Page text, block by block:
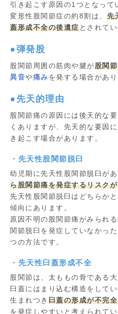
引き起こす原因の1つとなって
変形性股関節症の約8割は、 先
蓋形成不全の後遺症とされてい
●弾発股
股関節周囲の筋肉や腱が股関
異音や痛みを発する場合があり
●先天的理由
股関節痛の原因には後天的な
くありますが、先天的な要因
き起こす場合があります。
・先天性股関節脱臼
幼児期に先天性股関節脱臼があ
ら股関節痛を発症するリスク
先天性股関節脱臼はどちらかと
傾向にあります。
原因不明の股関節痛がみられ
関節脱臼を発症していなかっ
つの方法です。
・先天性臼蓋形成不全
股関節は、太ももの骨である
臼蓋にはまり込む構造をしてい
生まれつき 臼蓋の形成が不完
を発症しやすいと考えられてい